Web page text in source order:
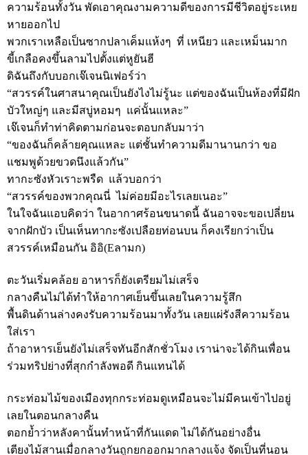
ความร้อนทั้งวัน พัดเอาคุณงามความดีของการมีชีวิตอยู่ระเหย
หายออกไป
พวกเราเหลือเป็นซากปลาเค็มแห้งๆ ที่ เหนียว และเหม็นมาก
ขี้เกลือคงขึ้นลามไปตั้งแต่หูยันฮี
ดิฉันถึงกับบอกเจ๊เจนนิเฟอร์ว่า
“สวรรค์ในศาสนาคุณเป็นยังไงไม่รู้นะ แต่ของฉันเป็นห้องที่มีฝัก
บัวใหญ่ๆ และมีสบู่หอมๆ แค่นั้นแหละ”
เจ๊เจนก็ทำท่าคิดตามก่อนจะตอบกลับมาว่า
“ของฉันก็คล้ายคุณแหละ แต่ชั้นทำความดีมานานกว่า ขอ
แชมพูด้วยขวดนึงแล้วกัน”
ทากะซังหัวเราะพรืด แล้วบอกว่า
“สวรรค์ของพวกคุณนี่ ไม่ค่อยมีอะไรเลยเนอะ”
ในใจฉันแอบคิดว่า ในอากาศร้อนขนาดนี้ ฉันอาจจะขอเปลี่ยน
จากฝักบัว เป็นเห็นทากะซังเปลือยท่อนบน ก็คงเรียกว่าเป็น
สวรรค์เหมือนกัน อิอิ(Eลามก)
ตะวันเริ่มคล้อย อาหารก็ยังเตรียมไม่เสร็จ
กลางคืนไม่ได้ทำให้อากาศเย็นขึ้นเลยในความรู้สึก
พื้นดินด้านล่างคงรับความร้อนมาทั้งวัน เลยแผ่รังสีความร้อน
ใส่เรา
ถ้าอาหารเย็นยังไม่เสร็จทันอีกสักชั่วโมง เราน่าจะได้กินเพื่อน
ร่วมทริปย่างที่สุกกำลังพอดี กินแทนได้
กระท่อมไม้ของเมืองทุกกระท่อมดูเหมือนจะไม่มีคนเข้าไปอยู่
เลยในตอนกลางคืน
ตอกย้ำว่าหลังคานั้นทำหน้าที่กันแดด ไม่ได้กันอย่างอื่น
เตียงไม้สานเมื่อกลางวันถูกยกออกมากลางแจ้ง จัดเป็นที่นอน